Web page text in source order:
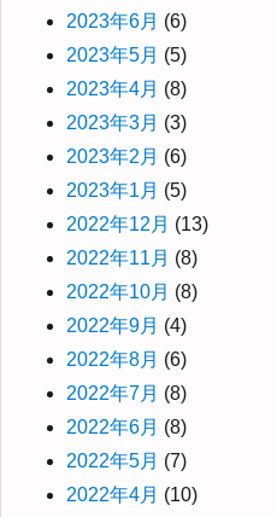
2023年6月 (6)
2023年5月 (5)
2023年4月 (8)
2023年3月 (3)
2023年2月 (6)
2023年1月 (5)
2022年12月 (13)
2022年11月 (8)
2022年10月 (8)
2022年9月 (4)
2022年8月 (6)
2022年7月 (8)
2022年6月 (8)
2022年5月 (7)
2022年4月 (10)